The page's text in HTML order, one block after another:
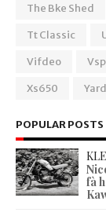
The Bke Shed
Tt Classic
Vifdeo
Xs650
POPULAR POSTS
fà